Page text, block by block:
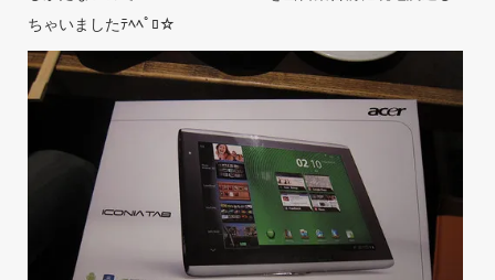
ちゃいましたﾃﾍﾍﾟﾛ☆